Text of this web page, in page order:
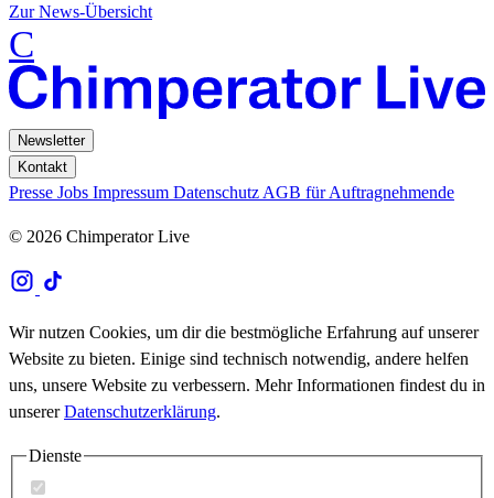
Zur News-Übersicht
C
Newsletter
Kontakt
Presse Jobs Impressum Datenschutz AGB für Auftragnehmende
© 2026 Chimperator Live
Wir nutzen Cookies, um dir die bestmögliche Erfahrung auf unserer
Website zu bieten. Einige sind technisch notwendig, andere helfen
uns, unsere Website zu verbessern. Mehr Informationen findest du in
unsererDatenschutzerklärung.
Dienste